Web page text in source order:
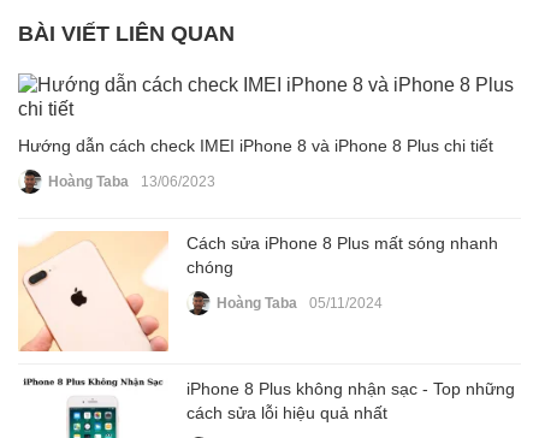
BÀI VIẾT LIÊN QUAN
Hướng dẫn cách check IMEI iPhone 8 và iPhone 8 Plus chi tiết
Hoàng Taba 13/06/2023
Cách sửa iPhone 8 Plus mất sóng nhanh
chóng
Hoàng Taba 05/11/2024
iPhone 8 Plus không nhận sạc - Top những
cách sửa lỗi hiệu quả nhất